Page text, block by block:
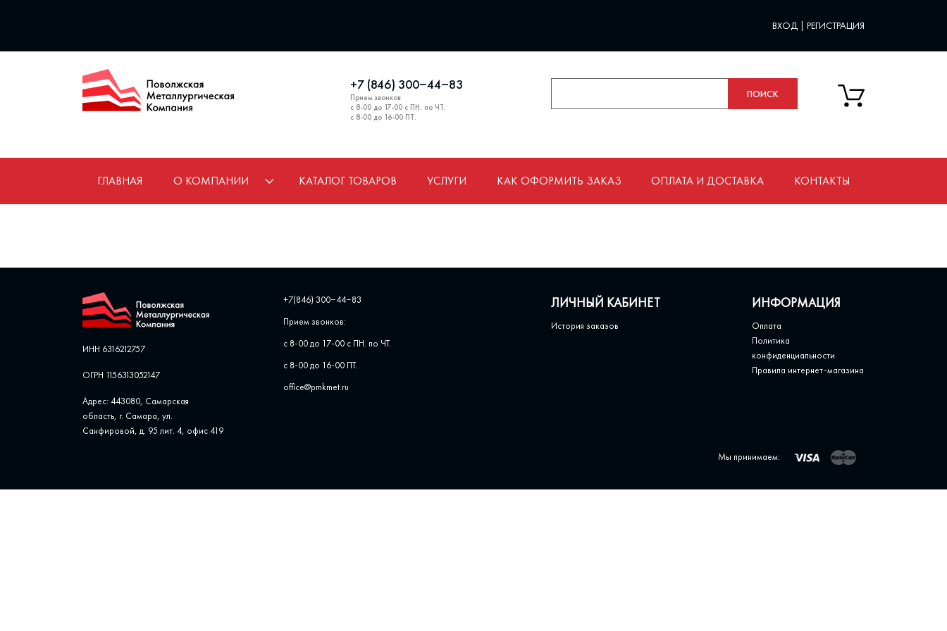
ВХОД | РЕГИСТРАЦИЯ
+7 (846) 300‒44‒83
Прием звонков
с 8-00 до 17-00 с ПН. по ЧТ.
с 8-00 до 16-00 ПТ.
ГЛАВНАЯ О КОМПАНИИ КАТАЛОГ ТОВАРОВ УСЛУГИ КАК ОФОРМИТЬ ЗАКАЗ ОПЛАТА И ДОСТАВКА КОНТАКТЫ
ИНН 6316212757
ОГРН 1156313052147
Адрес: 443080, Самарская
область, г. Самара, ул. ​
Санфировой, д. 95 лит. 4, офис ​419
+7(846) 300‒44‒83
Прием звонков:
с 8-00 до 17-00 с ПН. по ЧТ.
с 8-00 до 16-00 ПТ.
office@pmkmet.ru
ЛИЧНЫЙ КАБИНЕТ
История заказов
ИНФОРМАЦИЯ
Оплата
Политика
конфиденциальности
Правила интернет-магазина
Мы принимаем: